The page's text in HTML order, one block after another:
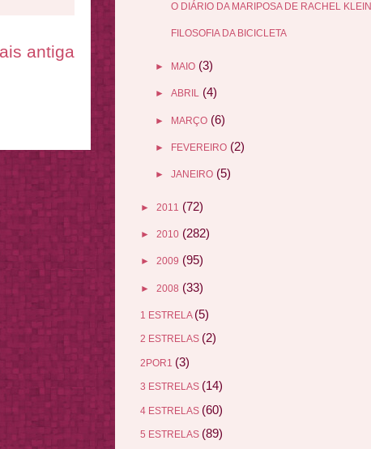
antiga
O DIÁRIO DA MARIPOSA DE RACHEL KLEIN
FILOSOFIA DA BICICLETA
► MAIO (3)
► ABRIL (4)
► MARÇO (6)
► FEVEREIRO (2)
► JANEIRO (5)
► 2011 (72)
► 2010 (282)
► 2009 (95)
► 2008 (33)
1 ESTRELA (5)
2 ESTRELAS (2)
2POR1 (3)
3 ESTRELAS (14)
4 ESTRELAS (60)
5 ESTRELAS (89)